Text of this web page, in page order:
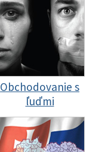
Obchodovanie s
ľuďmi